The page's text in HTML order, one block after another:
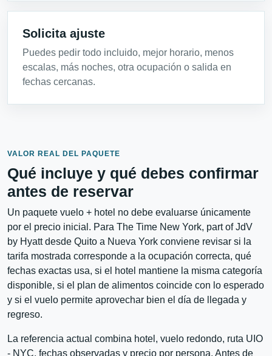
Solicita ajuste
Puedes pedir todo incluido, mejor horario, menos
escalas, más noches, otra ocupación o salida en
fechas cercanas.
VALOR REAL DEL PAQUETE
Qué incluye y qué debes confirmar
antes de reservar
Un paquete vuelo + hotel no debe evaluarse únicamente
por el precio inicial. Para The Time New York, part of JdV
by Hyatt desde Quito a Nueva York conviene revisar si la
tarifa mostrada corresponde a la ocupación correcta, qué
fechas exactas usa, si el hotel mantiene la misma categoría
disponible, si el plan de alimentos coincide con lo esperado
y si el vuelo permite aprovechar bien el día de llegada y
regreso.
La referencia actual combina hotel, vuelo redondo, ruta UIO
- NYC, fechas observadas y precio por persona. Antes de